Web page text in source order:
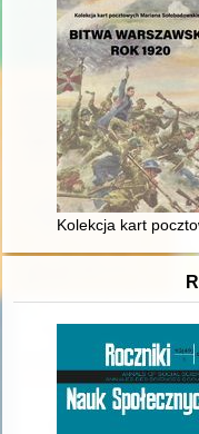
Kolekcja kart